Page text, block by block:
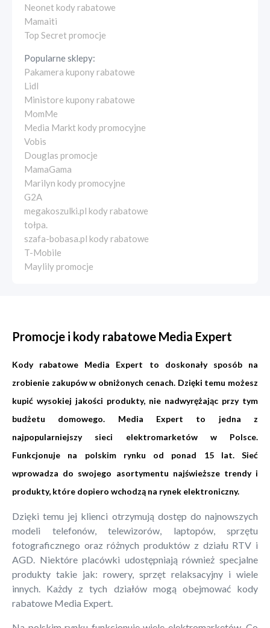
Neonet kody rabatowe
Mamaiti
Top Secret promocje
Popularne sklepy:
Pakamera kupony rabatowe
Lidl
Ministore kupony rabatowe
MomMe
Media Markt kody promocyjne
Vobis
Douglas promocje
MamaGama
Marilyn kody promocyjne
G2A
megakoszulki.pl kody rabatowe
tołpa.
szafa-bobasa.pl kody rabatowe
T-Mobile
Maylily promocje
Promocje i kody rabatowe Media Expert
Kody rabatowe Media Expert to doskonały sposób na
zrobienie zakupów w obniżonych cenach. Dzięki temu możesz
kupić wysokiej jakości produkty, nie nadwyrężając przy tym
budżetu domowego. Media Expert to jedna z
najpopularniejszy sieci elektromarketów w Polsce.
Funkcjonuje na polskim rynku od ponad 15 lat. Sieć
wprowadza do swojego asortymentu najświeższe trendy i
produkty, które dopiero wchodzą na rynek elektroniczny.
Dzięki temu jej klienci otrzymują dostęp do najnowszych
modeli telefonów, telewizorów, laptopów, sprzętu
fotograficznego oraz różnych produktów z działu RTV i
AGD. Niektóre placówki udostępniają również specjalne
produkty takie jak: rowery, sprzęt relaksacyjny i wiele
innych. Każdy z tych działów mogą obejmować kody
rabatowe Media Expert.